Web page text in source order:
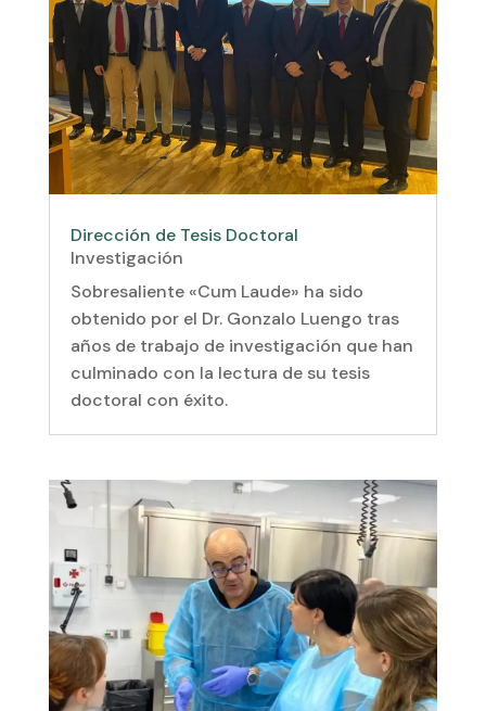
Dirección de Tesis Doctoral
Investigación
Sobresaliente «Cum Laude» ha sido
obtenido por el Dr. Gonzalo Luengo tras
años de trabajo de investigación que han
culminado con la lectura de su tesis
doctoral con éxito.